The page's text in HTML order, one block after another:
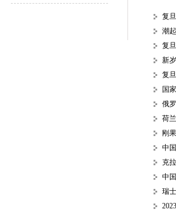
复
潮
复
新
复
国
俄
荷
刚
中
克
中
瑞